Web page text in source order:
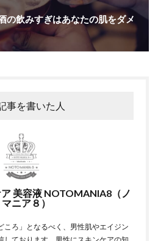
の飲みすぎはあなたの肌をダメ
事を書いた人
美容液 NOTOMANIA8（ノ
マニア８）
ころ」となるべく、男性肌やエイジン